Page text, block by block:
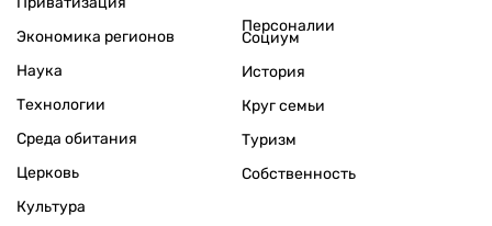
Экономика регионов
Персоналии
Наука
Технологии
Среда обитания
Церковь
Культура
Социум
История
Круг семьи
Туризм
Собственность